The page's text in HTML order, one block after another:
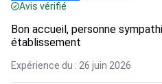
Avis vérifié
Bon accueil, personne
établissement
Expérience du : 26 juin 2026